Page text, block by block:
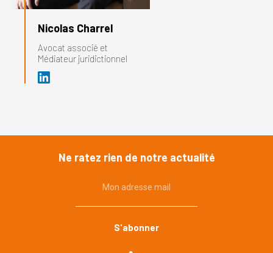
Nicolas Charrel
Avocat associé et
Médiateur juridictionnel
Ne ratez rien de notre actualité
Mon adresse mail